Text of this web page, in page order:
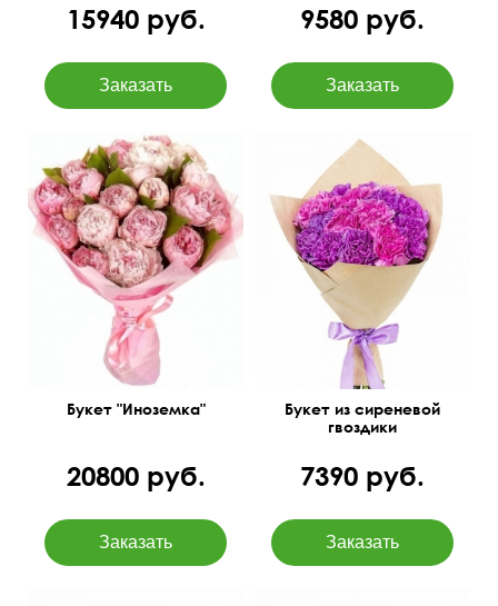
15940 руб. 9580 руб.
17 пионов с рускусом.
45 см
40 см
Букет "Иноземка"
20800 руб.
50 см 35 см
Букет из сиреневой
гвоздики
7390 руб.